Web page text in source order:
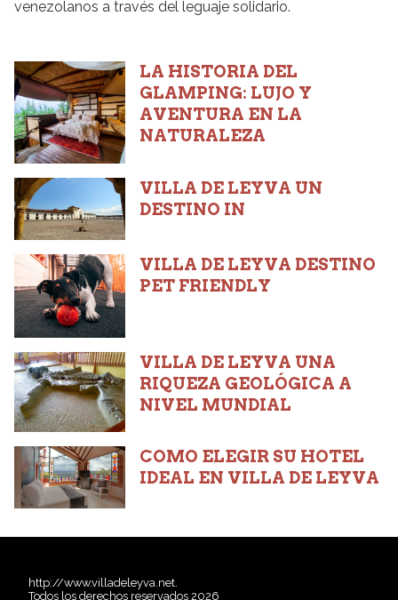
venezolanos a través del leguaje solidario.
LA HISTORIA DEL
GLAMPING: LUJO Y
AVENTURA EN LA
NATURALEZA
VILLA DE LEYVA UN
DESTINO IN
VILLA DE LEYVA DESTINO
PET FRIENDLY
VILLA DE LEYVA UNA
RIQUEZA GEOLÓGICA A
NIVEL MUNDIAL
COMO ELEGIR SU HOTEL
IDEAL EN VILLA DE LEYVA
http://www.villadeleyva.net.
Todos los derechos reservados 2026